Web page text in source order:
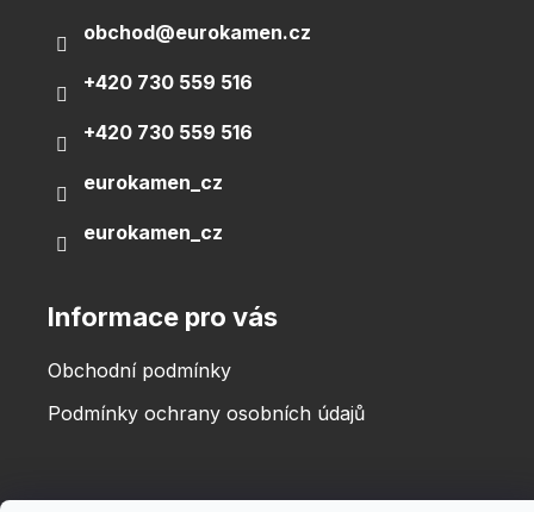
obchod@eurokamen.cz
+420 730 559 516
+420 730 559 516
eurokamen_cz
eurokamen_cz
Informace pro vás
Obchodní podmínky
Podmínky ochrany osobních údajů